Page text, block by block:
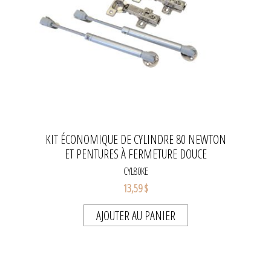
KIT ÉCONOMIQUE DE CYLINDRE 80 NEWTON
ET PENTURES À FERMETURE DOUCE
CYL80KE
13,59 $
AJOUTER AU PANIER